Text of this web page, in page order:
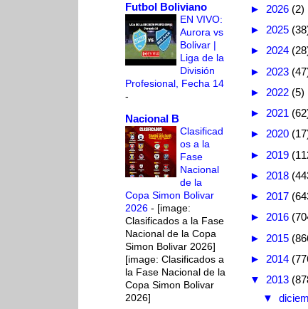
Futbol Boliviano
EN VIVO:
Aurora vs
Bolivar |
Liga de la
División
Profesional, Fecha 14
-
Nacional B
Clasificad
os a la
Fase
Nacional
de la
Copa Simon Bolivar
2026 - [image:
Clasificados a la Fase
Nacional de la Copa
Simon Bolivar 2026]
[image: Clasificados a
la Fase Nacional de la
Copa Simon Bolivar
2026]
► 2026 (2)
► 2025
► 2024
► 2023
► 2022 (5)
► 2021
► 2020
► 2019
► 2018
► 2017
► 2016
► 2015
► 2014
▼ 2013
▼